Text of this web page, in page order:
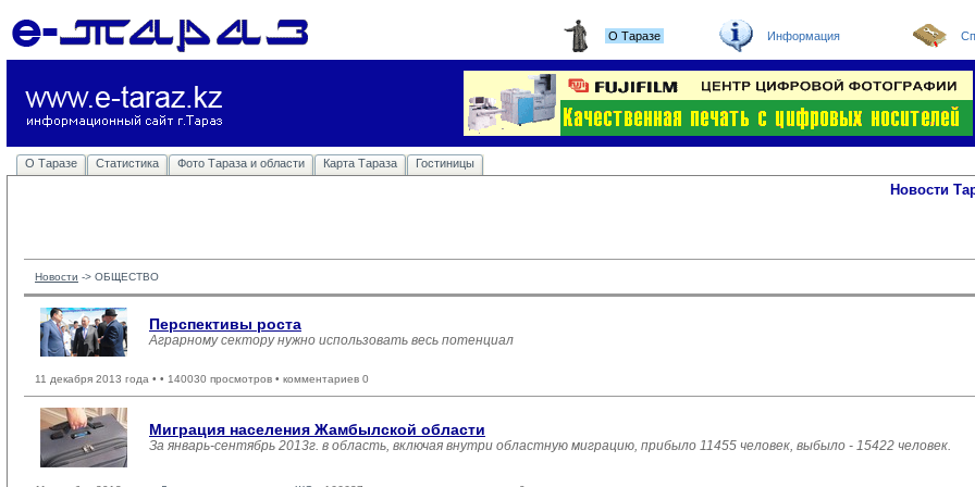
О Таразе Информация
О Таразе Статистика Фото Тараза и области Карта Тараза Гостиницы
Новости
Новости -> ОБЩЕСТВО
Перспективы роста
Аграрному сектору нужно использовать весь потенциал
11 декабря 2013 года • • 140030 просмотров • комментариев 0
Миграция населения Жамбылской области
За январь-сентябрь 2013г. в область, включая внутри областную миграцию, прибыло 11455 человек, выбыло - 15422 человек.